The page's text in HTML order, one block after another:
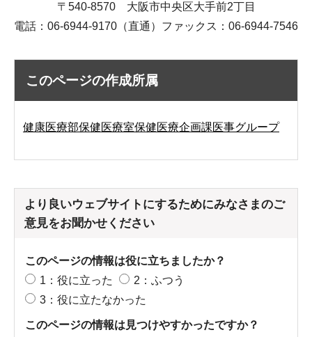
〒540-8570 大阪市中央区大手前2丁目
電話：06-6944-9170（直通）ファックス：06-6944-7546
このページの作成所属
健康医療部保健医療室保健医療企画課医事グループ
より良いウェブサイトにするためにみなさまのご
意見をお聞かせください
このページの情報は役に立ちましたか？
1：役に立った
2：ふつう
3：役に立たなかった
このページの情報は見つけやすかったですか？